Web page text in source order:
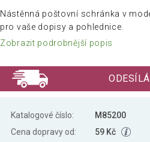
Nástěnná poštovní schránka v
pro vaše dopisy a pohlednice.
Zobrazit podrobnější popis
Katalogové číslo:
M85200
Cena dopravy od:
59 Kč